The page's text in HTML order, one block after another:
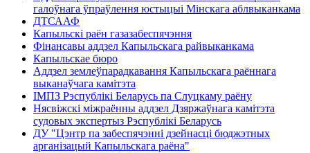
галоўнага ўпраўлення юстыцыі Мінскага аблвыканкама
ДТСААФ
Капыльскі раён газазабеспячэння
Фінансавы аддзел Капыльскага райвыканкама
Капыльскае бюро
Аддзел землеўпарадкавання Капыльскага раённага
выканаўчага камітэта
ІМПЗ Рэспублікі Беларусь па Слуцкаму раёну
Нясвіжскі міжраённы аддзел Дзяржаўнага камітэта
судовых экспертыз Рэспублікі Беларусь
ДУ "Цэнтр па забеспячэнні дзейнасці бюджэтных
арганізацый Капыльскага раёна"